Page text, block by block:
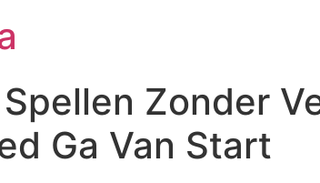
Zonder
Ga Van Start